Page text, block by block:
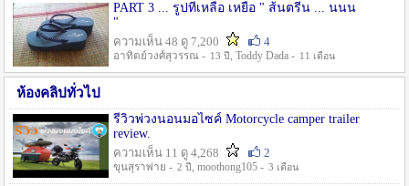
PART 3 ... รูปที่เหลือ เหยื่อ " ส้นตรีน ... นนน
"
ความเห็น 48 ดู 7,200
4
อาทิตย์วงศ์สุวรรณ - 13 ปี , Toddy Dada - 11 เดือน
ห้องคลิปทั่วไป
รีวิวพ่วงนอนมอไซค์ Motorcycle camper trailer
review.
ความเห็น 11 ดู 4,268
2
ขุนสุราพ่าย - 2 ปี , moothong105 - 3 เดือน